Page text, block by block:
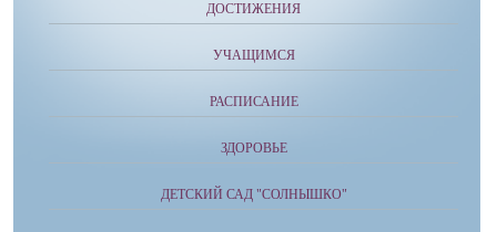
ДОСТИЖЕНИЯ
УЧАЩИМСЯ
РАСПИСАНИЕ
ЗДОРОВЬЕ
ДЕТСКИЙ САД "СОЛНЫШКО"